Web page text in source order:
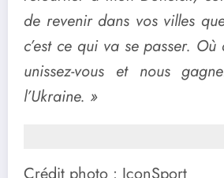
de revenir dans vos villes
c’est ce qui va se passer.
unissez-vous et nous
l’Ukraine. »
Crédit photo : IconSport